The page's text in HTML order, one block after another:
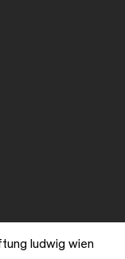
ludwig wien